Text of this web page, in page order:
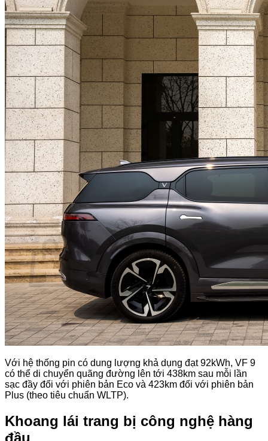
Amio S2
Tiện tích
Dự toán chi phí
Đăng ký lái thử
Đặt hẹn dịch vụ
Yêu cầu báo giá
Mua xe trả góp
Tin tức- sự kiện
Tin tức
Khuyến mãi
Sự kiện
Tuyển dụng
Liên hệ
Tìm
kiếm:
0
Giỏ hàng
Chưa có sản phẩm trong giỏ hàng.
Quay trở lại cửa hàng
Với hệ thống pin có dung lượng khả dụng đạt 92kWh, VF 9
có thể di chuyển quãng đường lên tới 438km sau mỗi lần
sạc đầy đối với phiên bản Eco và 423km đối với phiên bản
Plus (theo tiêu chuẩn WLTP).
Khoang lái trang bị công nghệ hàng